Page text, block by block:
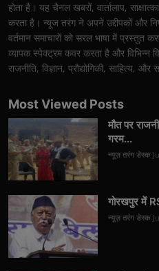
होता है। यह चैनल खबरों, वार्तालाप,
करता है। न्यूज तरंग ने अपने उद्दीपकों और
वर्तमान समाचारों को सरल भाषा में प्रस्तुत
व्यापक स्पेक्ट्रम कवर करता है और विभिन्न
राजनीति, विज्ञान, प्रौद्योगिकी, साहित्य, और
Most Viewed Posts
मौत पर
गरम...
न्यूज़ तरंग डेस्क
गोरखपुर में
न्यूज़ तरंग डेस्क